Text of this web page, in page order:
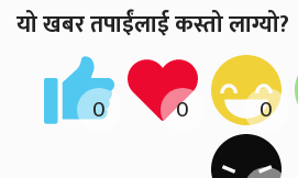
यो खबर तपाईंलाई कस्तो लाग्यो?